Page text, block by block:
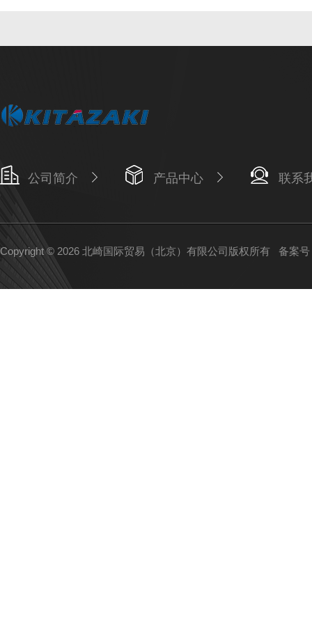
公司简介 产品中心 联系
Copyright © 2026 北崎国际贸易（北京）有限公司版权所有 备案号